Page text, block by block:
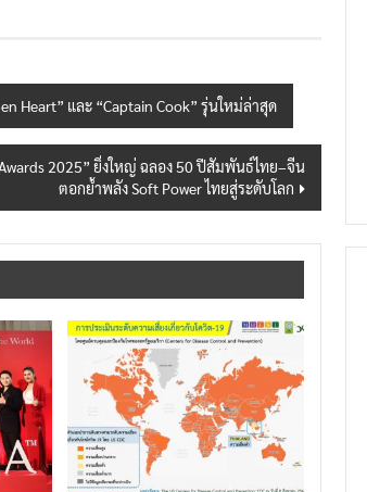
Heart” และ “Captain Cook” รุ่นใหม่ล่าสุด
2025” ยิ่งใหญ่ ฉลอง 50 ปีสัมพันธ์ไทย–จีน
ตอกย้ำพลัง Soft Power ไทยสู่ระดับโลก